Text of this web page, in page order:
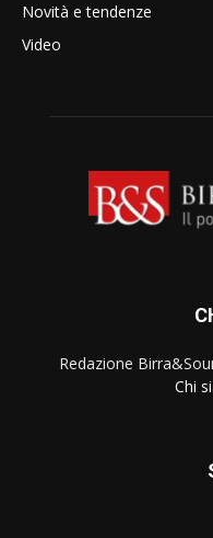
Novità e tendenze
Video
Redazione
Chi